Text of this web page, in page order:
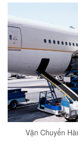
Vận Chuyển